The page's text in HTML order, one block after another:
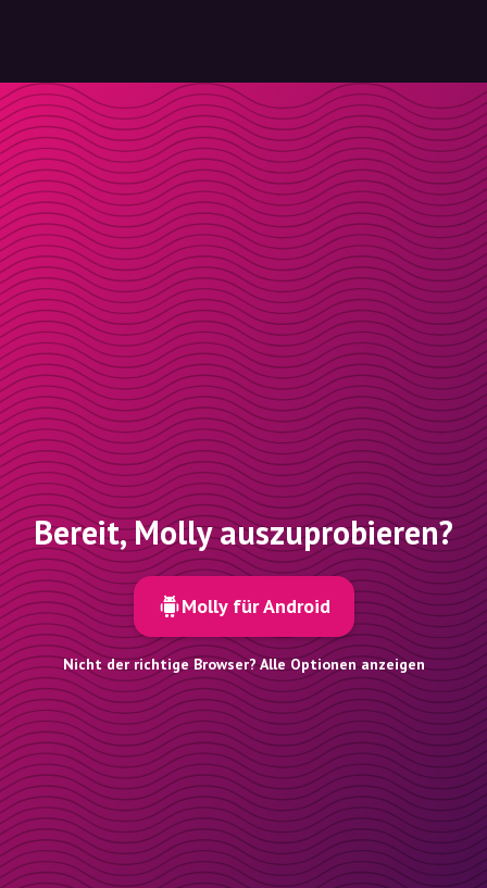
Bereit, Molly auszuprobieren?
Molly für Android
Nicht der richtige Browser? Alle Optionen anzeigen